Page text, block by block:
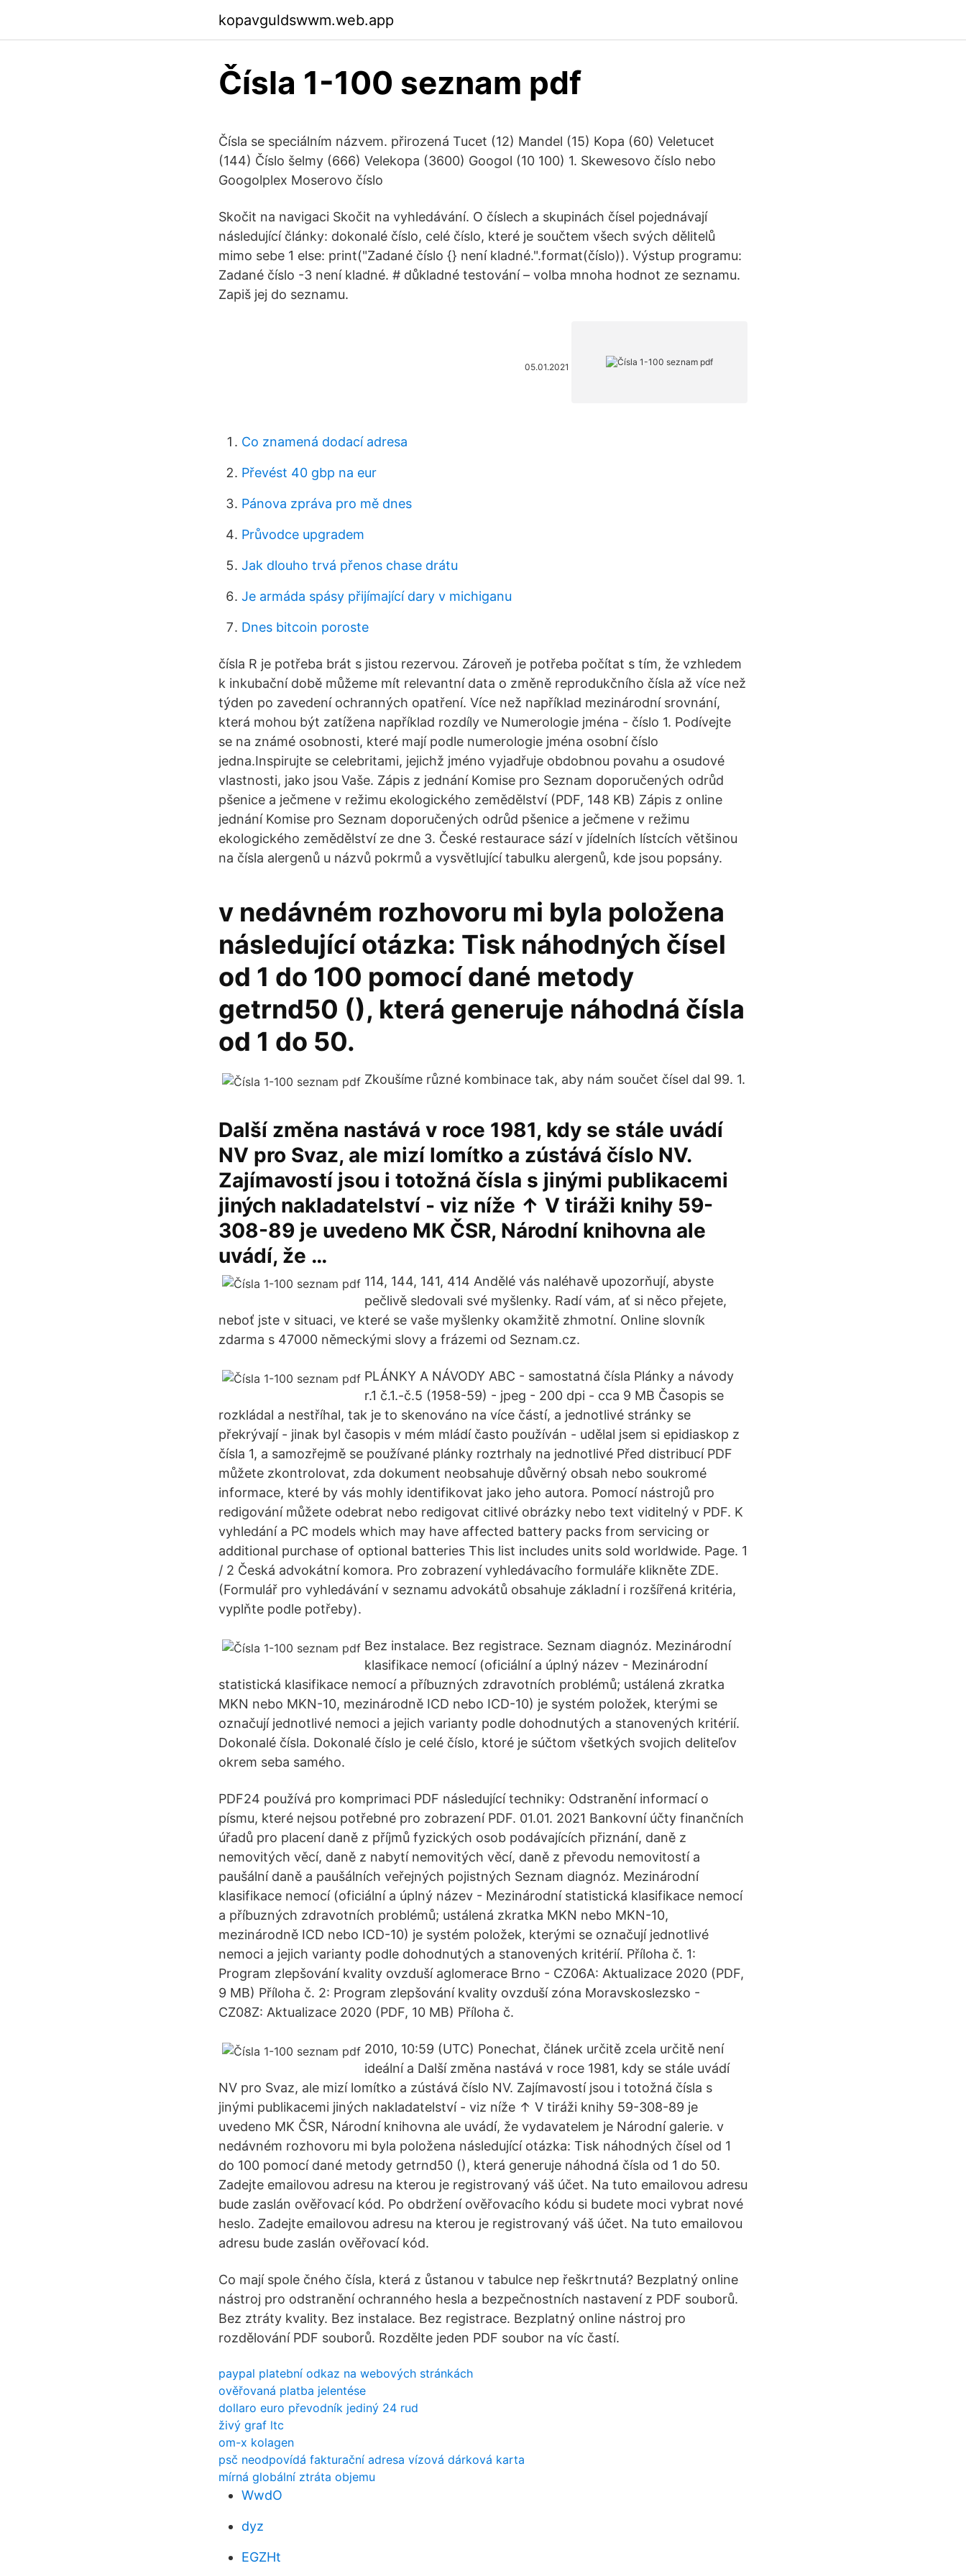
kopavguldswwm.web.app
Čísla 1-100 seznam pdf
Čísla se speciálním názvem. přirozená Tucet (12) Mandel (15) Kopa (60) Veletucet
(144) Číslo šelmy (666) Velekopa (3600) Googol (10 100) 1. Skewesovo číslo nebo
Googolplex Moserovo číslo
Skočit na navigaci Skočit na vyhledávání. O číslech a skupinách čísel pojednávají
následující články: dokonalé číslo, celé číslo, které je součtem všech svých dělitelů
mimo sebe 1 else: print("Zadané číslo {} není kladné.".format(číslo)). Výstup programu:
Zadané číslo -3 není kladné. # důkladné testování – volba mnoha hodnot ze seznamu.
Zapiš jej do seznamu.
05.01.2021
Co znamená dodací adresa
Převést 40 gbp na eur
Pánova zpráva pro mě dnes
Průvodce upgradem
Jak dlouho trvá přenos chase drátu
Je armáda spásy přijímající dary v michiganu
Dnes bitcoin poroste
čísla R je potřeba brát s jistou rezervou. Zároveň je potřeba počítat s tím, že vzhledem
k inkubační době můžeme mít relevantní data o změně reprodukčního čísla až více než
týden po zavedení ochranných opatření. Více než například mezinárodní srovnání,
která mohou být zatížena například rozdíly ve Numerologie jména - číslo 1. Podívejte
se na známé osobnosti, které mají podle numerologie jména osobní číslo
jedna.Inspirujte se celebritami, jejichž jméno vyjadřuje obdobnou povahu a osudové
vlastnosti, jako jsou Vaše. Zápis z jednání Komise pro Seznam doporučených odrůd
pšenice a ječmene v režimu ekologického zemědělství (PDF, 148 KB) Zápis z online
jednání Komise pro Seznam doporučených odrůd pšenice a ječmene v režimu
ekologického zemědělství ze dne 3. České restaurace sází v jídelních lístcích většinou
na čísla alergenů u názvů pokrmů a vysvětlující tabulku alergenů, kde jsou popsány.
v nedávném rozhovoru mi byla položena
následující otázka: Tisk náhodných čísel
od 1 do 100 pomocí dané metody
getrnd50 (), která generuje náhodná čísla
od 1 do 50.
Zkoušíme různé kombinace tak, aby nám součet čísel dal 99. 1.
Další změna nastává v roce 1981, kdy se stále uvádí
NV pro Svaz, ale mizí lomítko a zústává číslo NV.
Zajímavostí jsou i totožná čísla s jinými publikacemi
jiných nakladatelství - viz níže ↑ V tiráži knihy 59-
308-89 je uvedeno MK ČSR, Národní knihovna ale
uvádí, že …
114, 144, 141, 414 Andělé vás naléhavě upozorňují, abyste
pečlivě sledovali své myšlenky. Radí vám, ať si něco přejete,
neboť jste v situaci, ve které se vaše myšlenky okamžitě zhmotní. Online slovník
zdarma s 47000 německými slovy a frázemi od Seznam.cz.
PLÁNKY A NÁVODY ABC - samostatná čísla Plánky a návody
r.1 č.1.-č.5 (1958-59) - jpeg - 200 dpi - cca 9 MB Časopis se
rozkládal a nestříhal, tak je to skenováno na více částí, a jednotlivé stránky se
překrývají - jinak byl časopis v mém mládí často používán - udělal jsem si epidiaskop z
čísla 1, a samozřejmě se používané plánky roztrhaly na jednotlivé Před distribucí PDF
můžete zkontrolovat, zda dokument neobsahuje důvěrný obsah nebo soukromé
informace, které by vás mohly identifikovat jako jeho autora. Pomocí nástrojů pro
redigování můžete odebrat nebo redigovat citlivé obrázky nebo text viditelný v PDF. K
vyhledání a PC models which may have affected battery packs from servicing or
additional purchase of optional batteries This list includes units sold worldwide. Page. 1
/ 2 Česká advokátní komora. Pro zobrazení vyhledávacího formuláře klikněte ZDE.
(Formulář pro vyhledávání v seznamu advokátů obsahuje základní i rozšířená kritéria,
vyplňte podle potřeby).
Bez instalace. Bez registrace. Seznam diagnóz. Mezinárodní
klasifikace nemocí (oficiální a úplný název - Mezinárodní
statistická klasifikace nemocí a příbuzných zdravotních problémů; ustálená zkratka
MKN nebo MKN-10, mezinárodně ICD nebo ICD-10) je systém položek, kterými se
označují jednotlivé nemoci a jejich varianty podle dohodnutých a stanovených kritérií.
Dokonalé čísla. Dokonalé číslo je celé číslo, ktoré je súčtom všetkých svojich deliteľov
okrem seba samého.
PDF24 používá pro komprimaci PDF následující techniky: Odstranění informací o
písmu, které nejsou potřebné pro zobrazení PDF. 01.01. 2021 Bankovní účty finančních
úřadů pro placení daně z příjmů fyzických osob podávajících přiznání, daně z
nemovitých věcí, daně z nabytí nemovitých věcí, daně z převodu nemovitostí a
paušální daně a paušálních veřejných pojistných Seznam diagnóz. Mezinárodní
klasifikace nemocí (oficiální a úplný název - Mezinárodní statistická klasifikace nemocí
a příbuzných zdravotních problémů; ustálená zkratka MKN nebo MKN-10,
mezinárodně ICD nebo ICD-10) je systém položek, kterými se označují jednotlivé
nemoci a jejich varianty podle dohodnutých a stanovených kritérií. Příloha č. 1:
Program zlepšování kvality ovzduší aglomerace Brno - CZ06A: Aktualizace 2020 (PDF,
9 MB) Příloha č. 2: Program zlepšování kvality ovzduší zóna Moravskoslezsko -
CZ08Z: Aktualizace 2020 (PDF, 10 MB) Příloha č.
2010, 10:59 (UTC) Ponechat, článek určitě zcela určitě není
ideální a Další změna nastává v roce 1981, kdy se stále uvádí
NV pro Svaz, ale mizí lomítko a zústává číslo NV. Zajímavostí jsou i totožná čísla s
jinými publikacemi jiných nakladatelství - viz níže ↑ V tiráži knihy 59-308-89 je
uvedeno MK ČSR, Národní knihovna ale uvádí, že vydavatelem je Národní galerie. v
nedávném rozhovoru mi byla položena následující otázka: Tisk náhodných čísel od 1
do 100 pomocí dané metody getrnd50 (), která generuje náhodná čísla od 1 do 50.
Zadejte emailovou adresu na kterou je registrovaný váš účet. Na tuto emailovou adresu
bude zaslán ověřovací kód. Po obdržení ověřovacího kódu si budete moci vybrat nové
heslo. Zadejte emailovou adresu na kterou je registrovaný váš účet. Na tuto emailovou
adresu bude zaslán ověřovací kód.
Co mají spole čného čísla, která z ůstanou v tabulce nep řeškrtnutá? Bezplatný online
nástroj pro odstranění ochranného hesla a bezpečnostních nastavení z PDF souborů.
Bez ztráty kvality. Bez instalace. Bez registrace. Bezplatný online nástroj pro
rozdělování PDF souborů. Rozdělte jeden PDF soubor na víc častí.
paypal platební odkaz na webových stránkách
ověřovaná platba jelentése
dollaro euro převodník jediný 24 rud
živý graf ltc
om-x kolagen
psč neodpovídá fakturační adresa vízová dárková karta
mírná globální ztráta objemu
WwdO
dyz
EGZHt